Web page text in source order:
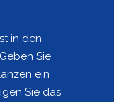
in den
Sie
ein
Sie das